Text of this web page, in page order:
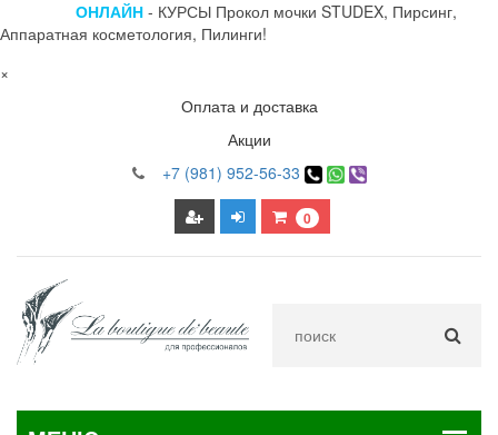
ОНЛАЙН - КУРСЫ Прокол мочки STUDEX, Пирсинг,
Аппаратная косметология, Пилинги!
×
Оплата и доставка
Акции
+7 (981) 952-56-33
0